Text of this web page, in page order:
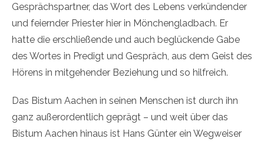
Gesprächspartner, das Wort des Lebens verkündender
und feiernder Priester hier in Mönchengladbach. Er
hatte die erschließende und auch beglückende Gabe
des Wortes in Predigt und Gespräch, aus dem Geist des
Hörens in mitgehender Beziehung und so hilfreich.
Das Bistum Aachen in seinen Menschen ist durch ihn
ganz außerordentlich geprägt – und weit über das
Bistum Aachen hinaus ist Hans Günter ein Wegweiser